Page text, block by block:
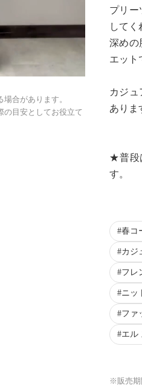
合があります。
の目安としてお役立て
プリー
してく
深めの
エット
カジ
ありま
★普段
す。
春コ
カジ
フレ
ニッ
ファ
エル
※販売期